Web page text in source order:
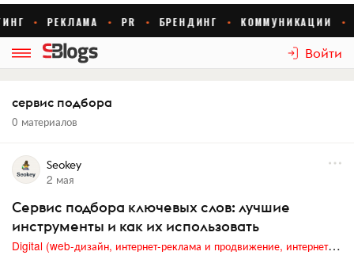
Войти
сервис подбора
0 материалов
Seokey
2 мая
Сервис подбора ключевых слов: лучшие
инструменты и как их использовать
Digital (web-дизайн, интернет-реклама и продвижение, интернет-сообщества и блоги, интернет-коммуникации, мобильный маркетинг, реклама на цифровых экранах)